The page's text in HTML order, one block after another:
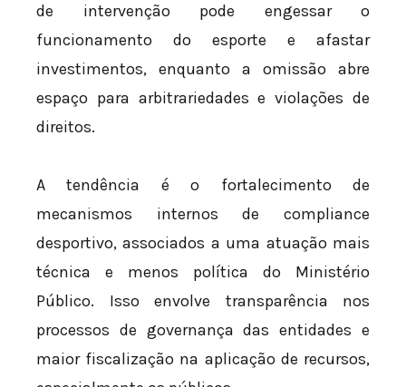
de intervenção pode engessar o
funcionamento do esporte e afastar
investimentos, enquanto a omissão abre
espaço para arbitrariedades e violações de
direitos.
A tendência é o fortalecimento de
mecanismos internos de compliance
desportivo, associados a uma atuação mais
técnica e menos política do Ministério
Público. Isso envolve transparência nos
processos de governança das entidades e
maior fiscalização na aplicação de recursos,